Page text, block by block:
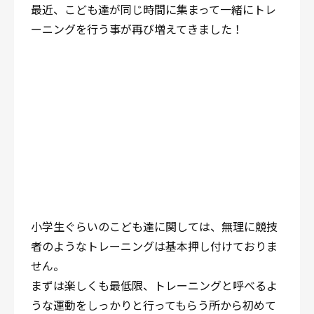
八王子中屋ボクシングジム
〒192-0072 東京都八王子市南町3-8 第2原嶋ビル1F
最近、こども達が同じ時間に集まって一緒にトレ
ーニングを行う事が再び増えてきました！
小学生ぐらいのこども達に関しては、無理に競技
者のようなトレーニングは基本押し付けておりま
せん。
まずは楽しくも最低限、トレーニングと呼べるよ
うな運動をしっかりと行ってもらう所から初めて